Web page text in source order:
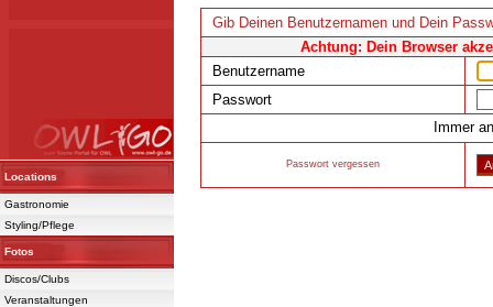
Locations
Gastronomie
Styling/Pflege
Fotos
Discos/Clubs
Veranstaltungen
Gib Deinen Benutzernamen und Dein
Achtung: Dein Browser
Benutzername
Passwort
Immer
Passwort vergessen